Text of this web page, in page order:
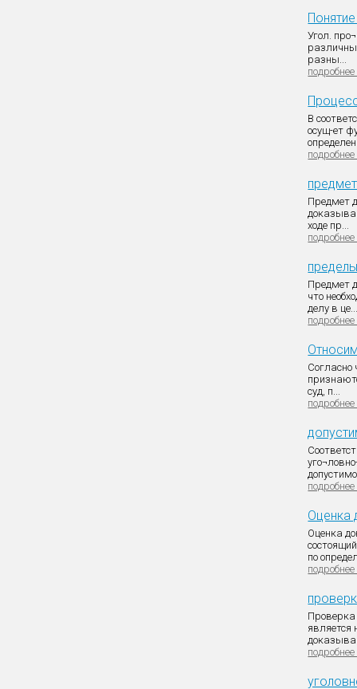
Угол.
различны
разны...
подробнее
В
осущ-ет
подробнее
Предмет
ходе пр...
подробнее
Предмет
что
делу в
подробнее
Согласно
суд, п...
подробнее
подробнее
Оценка
Оценка
по
подробнее
Проверка
является
подробнее